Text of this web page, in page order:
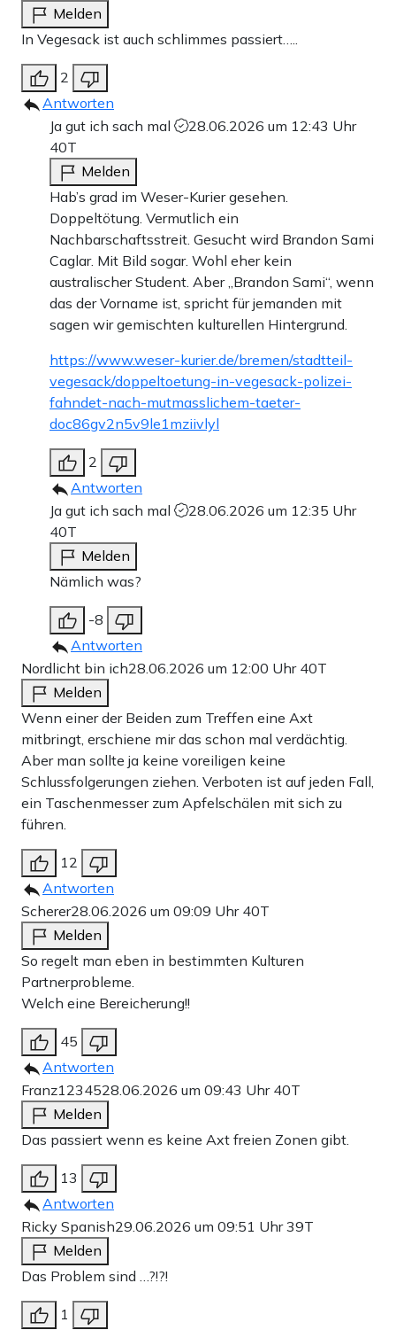
Melden
In Vegesack ist auch schlimmes passiert…..
2
Antworten
Ja gut ich sach mal
28.06.2026 um 12:43 Uhr
40T
Melden
Hab’s grad im Weser-Kurier gesehen.
Doppeltötung. Vermutlich ein
Nachbarschaftsstreit. Gesucht wird Brandon Sami
Caglar. Mit Bild sogar. Wohl eher kein
australischer Student. Aber „Brandon Sami“, wenn
das der Vorname ist, spricht für jemanden mit
sagen wir gemischten kulturellen Hintergrund.
https://www.weser-kurier.de/bremen/stadtteil-
vegesack/doppeltoetung-in-vegesack-polizei-
fahndet-nach-mutmasslichem-taeter-
doc86gv2n5v9le1mziivlyl
2
Antworten
Ja gut ich sach mal
28.06.2026 um 12:35 Uhr
40T
Melden
Nämlich was?
-8
Antworten
Nordlicht bin ich28.06.2026 um 12:00 Uhr 40T
Melden
Wenn einer der Beiden zum Treffen eine Axt
mitbringt, erschiene mir das schon mal verdächtig.
Aber man sollte ja keine voreiligen keine
Schlussfolgerungen ziehen. Verboten ist auf jeden Fall,
ein Taschenmesser zum Apfelschälen mit sich zu
führen.
12
Antworten
Scherer28.06.2026 um 09:09 Uhr 40T
Melden
So regelt man eben in bestimmten Kulturen
Partnerprobleme.
Welch eine Bereicherung!!
45
Antworten
Franz1234528.06.2026 um 09:43 Uhr 40T
Melden
Das passiert wenn es keine Axt freien Zonen gibt.
13
Antworten
Ricky Spanish29.06.2026 um 09:51 Uhr39T
Melden
Das Problem sind …?!?!
1